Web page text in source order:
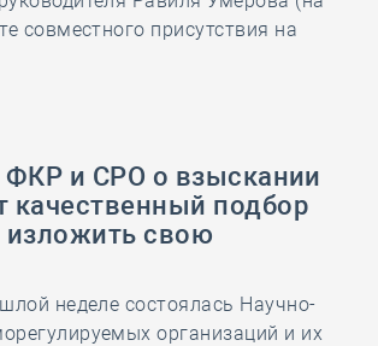
совместного присутствия на
ФКР и СРО о взыскании
качественный подбор
изложить свою
неделе состоялась Научно-
организаций и их